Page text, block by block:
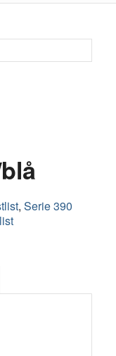
, Serie 390